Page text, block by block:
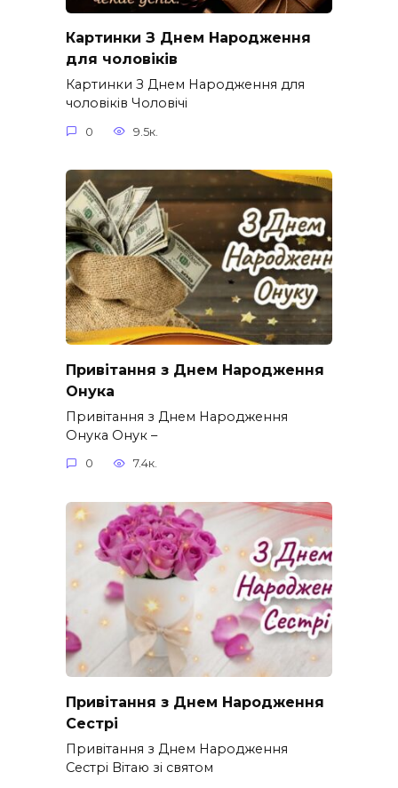
Картинки З Днем Народження
для чоловіків​
Картинки З Днем Народження для
чоловіків​ Чоловічі
0 9.5к.
Привітання з Днем Народження
Онука
Привітання з Днем Народження
Онука Онук –
0 7.4к.
Привітання з Днем Народження
Сестрі
Привітання з Днем Народження
Сестрі Вітаю зі святом